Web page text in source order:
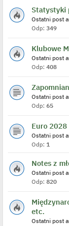
Statystyki
Ostatni post
Odp: 349
Klubowe
Ostatni post
Odp: 408
Ostatni post
Odp: 65
Euro
Ostatni post
Odp: 1
Notes z
Ostatni post
Odp: 820
etc.
Ostatni post